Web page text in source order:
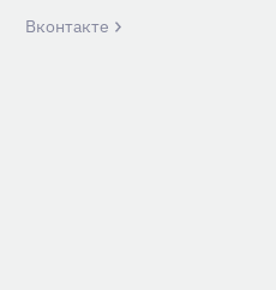
Вконтакте